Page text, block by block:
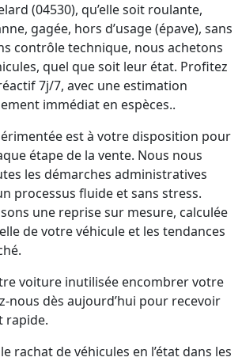
(04530), qu’elle soit roulante,
gagée, hors d’usage (épave), sans
contrôle technique, nous achetons
quel que soit leur état. Profitez
7j/7, avec une estimation
immédiat en espèces..
est à votre disposition pour
étape de la vente. Nous nous
les démarches administratives
processus fluide et sans stress.
une reprise sur mesure, calculée
de votre véhicule et les tendances
voiture inutilisée encombrer votre
nous dès aujourd’hui pour recevoir
rapide.
rachat de véhicules en l’état dans les